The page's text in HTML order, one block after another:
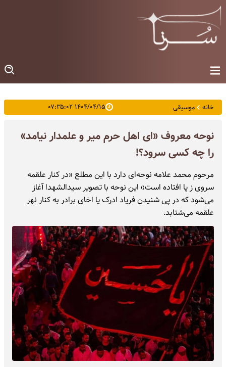
خانه موسیقی ۱۴۰۴/۰۴/۱۵ ۰۷:۳۵:۰۲
نوحه معروف «ای اهل حرم میر و علمدار نیامد»
را چه کسی سرود؟!
مرحوم محمد علامه نوحه‌ای دارد با این مطلع «در کنار علقمه
سروی ز پا افتاده است» این نوحه با تصویر سیدالشهدا آغاز
می‌شود که در پی شنیدن فریاد ادرک یا اخای برادر به کنار نهر
علقمه می‌شتابد.